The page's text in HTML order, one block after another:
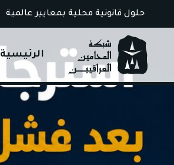
to
content
حلول قانونية محلية بمعايير عالمية
الرئيسية